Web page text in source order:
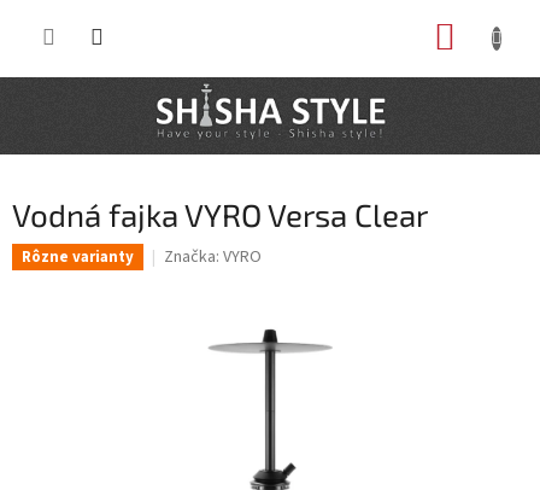
Vodná fajka VYRO Versa Clear
Rôzne varianty Značka: VYRO